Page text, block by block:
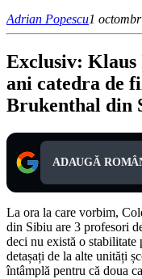
Adrian Popescu1
Exclusiv: Klaus
ani catedra de
Brukenthal din
ADAUGĂ
La ora la care vorbim,
din Sibiu are 3 profesori
deci nu există o stabilitate
detașați de la alte unități
întâmplă pentru că doua